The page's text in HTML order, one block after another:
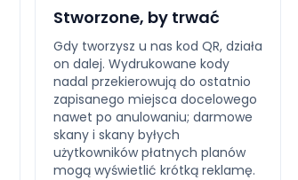
Stworzone, by trwać
Gdy tworzysz u nas kod QR, działa
on dalej. Wydrukowane kody
nadal przekierowują do ostatnio
zapisanego miejsca docelowego
nawet po anulowaniu; darmowe
skany i skany byłych
użytkowników płatnych planów
mogą wyświetlić krótką reklamę.